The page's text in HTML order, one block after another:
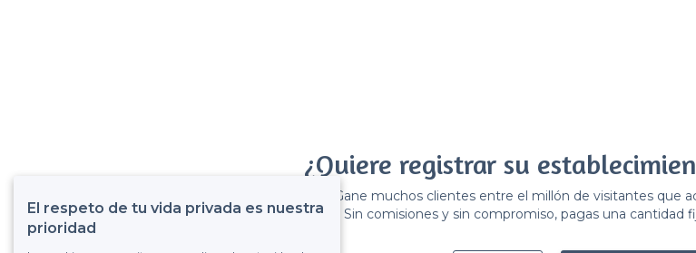
¿Quiere registrar su
Gane muchos clientes entre el millón de visitantes que
Sin comisiones y sin compromiso, pagas una cantidad
El respeto de tu vida privada es nuestra
prioridad